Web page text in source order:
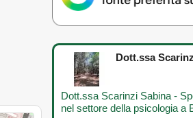
Dott.ssa
Dott.ssa Scarinzi Sabina -
nel settore della psicologia a